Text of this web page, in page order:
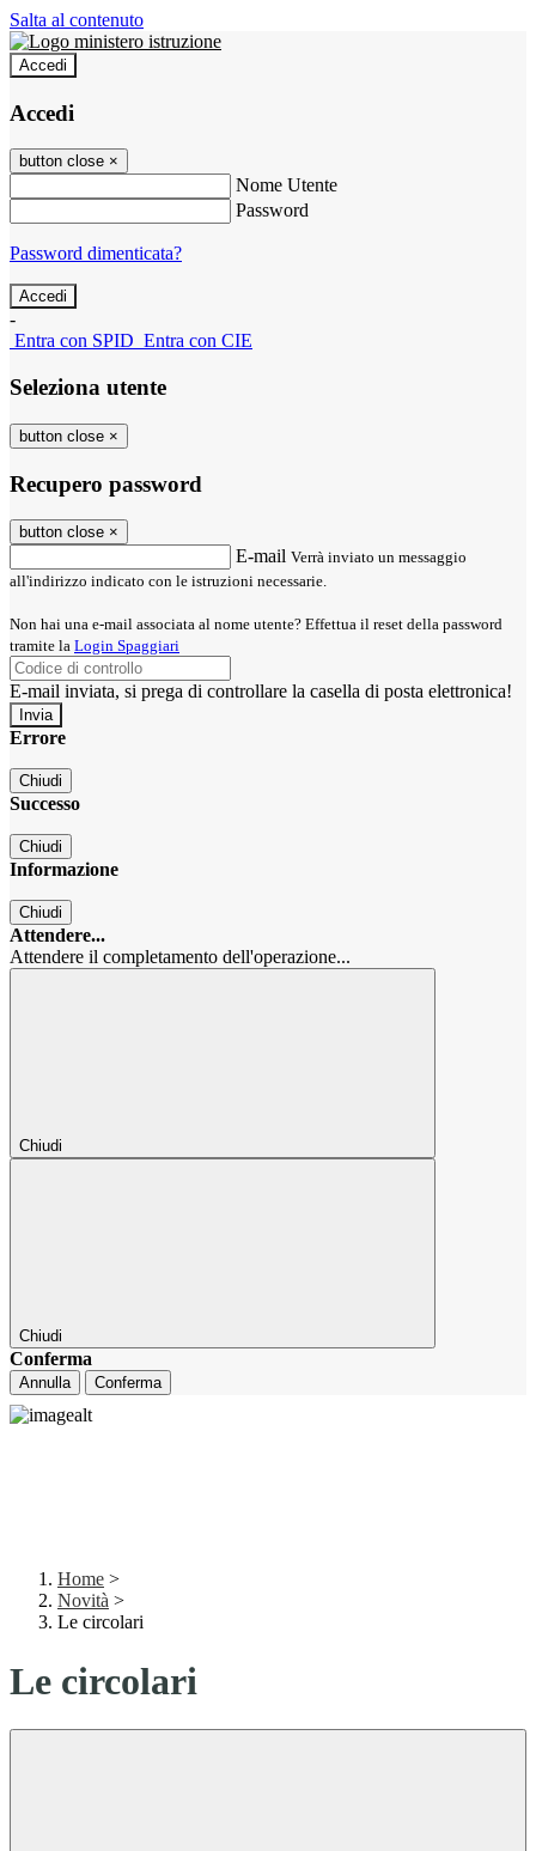
Salta al contenuto
Accedi
Accedi
button close ×
Nome Utente
Password
Password dimenticata?
-
Entra con SPID Entra con CIE
Seleziona utente
button close ×
Recupero password
button close ×
E-mail Verrà inviato un messaggio
all'indirizzo indicato con le istruzioni necessarie.
Non hai una e-mail associata al nome utente? Effettua il reset della password
tramite la Login Spaggiari
E-mail inviata, si prega di controllare la casella di posta elettronica!
Errore
Chiudi
Successo
Chiudi
Informazione
Chiudi
Attendere...
Attendere il completamento dell'operazione...
Chiudi
Chiudi
Conferma
Annulla Conferma
Home >
Novità >
Le circolari
Le circolari